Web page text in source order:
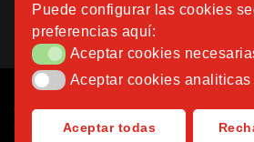
Puede configurar las cookies
preferencias aquí:
Aceptar cookies necesarias
Aceptar cookies
Aceptar cookies analiticas
Aceptar cookies analiticas
Aceptar todas
Copyright © 2026Fundación Instituto San
reservados.